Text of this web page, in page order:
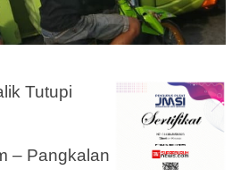
Tutupi
– Pangkalan